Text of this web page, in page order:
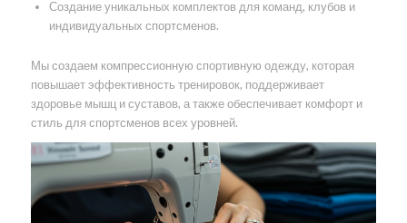
Создание уникальных комплектов для команд, клубов и
индивидуальных спортсменов.
Мы создаем компрессионную спортивную одежду, которая
повышает эффективность тренировок, поддерживает
здоровье мышц и суставов, а также обеспечивает комфорт и
стиль для спортсменов всех уровней.